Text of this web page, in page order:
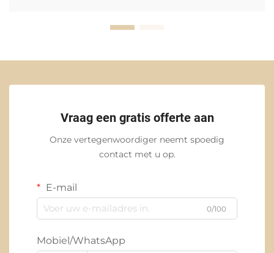
Vraag een gratis offerte aan
Onze vertegenwoordiger neemt spoedig
contact met u op.
E-mail
0/100
Mobiel/WhatsApp